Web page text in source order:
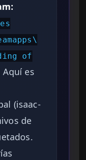
of
Aquí es
(isaac-
de